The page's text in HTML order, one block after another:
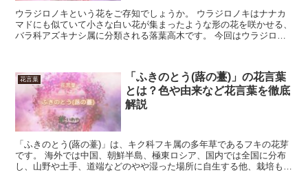
ウラジロノキという花をご存知でしょうか。 ウラジロノキはナナカ
マドにも似ていて小さな白い花が集まったような形の花を咲かせる、
バラ科アズキナシ属に分類される落葉高木です。 今回はウラジロノ
花言葉
「ふきのとう(蕗の薹)」の花言葉
とは？色や由来など花言葉を徹底
解説
「ふきのとう(蕗の薹)」は、キク科フキ属の多年草であるフキの花芽
です。 海外では中国、朝鮮半島、極東ロシア、国内では全国に分布
し、山野や土手、道端などのやや湿った場所に自生する他、栽培も行